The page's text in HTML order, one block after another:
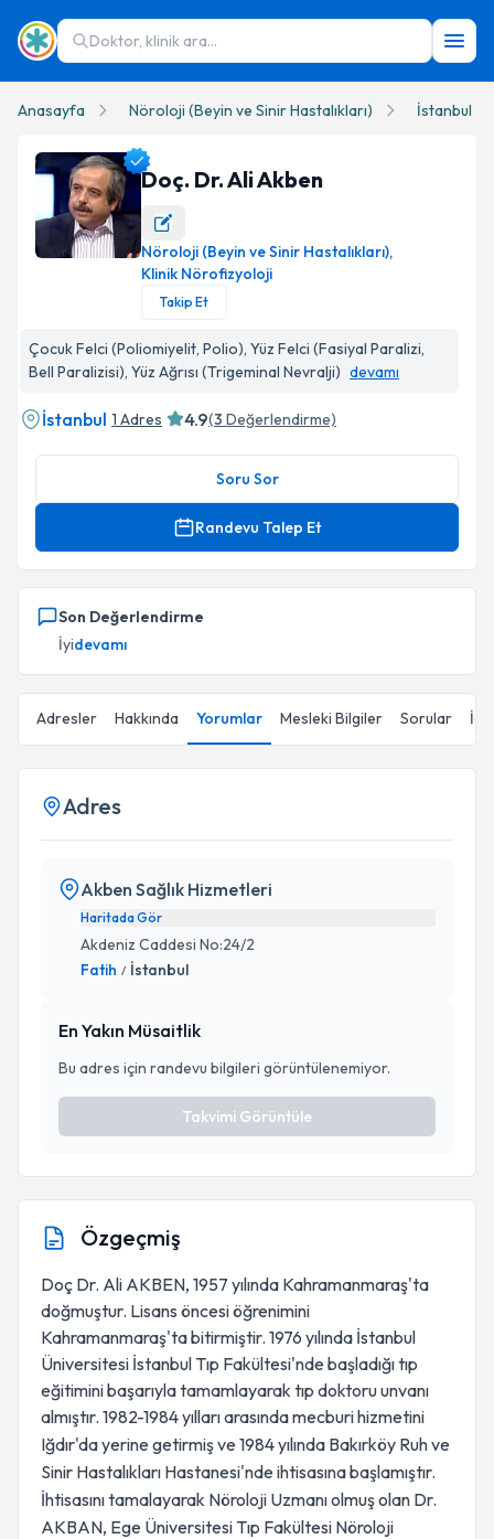
Doktor, klinik ara...
Anasayfa Nöroloji (Beyin ve Sinir Hastalıkları) İstanbul
Doç. Dr. Ali Akben Profil Fotoğrafı
Doç. Dr. Ali Akben
Nöroloji (Beyin ve Sinir Hastalıkları),
Klinik Nörofizyoloji
Takip Et
Çocuk Felci (Poliomiyelit, Polio), Yüz Felci (Fasiyal Paralizi,
Bell Paralizisi), Yüz Ağrısı (Trigeminal Nevralji) devamı
İstanbul 1 Adres 4.9(3 Değerlendirme)
Soru Sor
Randevu Talep Et
Son Değerlendirme
İyidevamı
Adresler Hakkında Yorumlar Mesleki Bilgiler Sorular
Adres
Akben Sağlık Hizmetleri
Haritada Gör
Akdeniz Caddesi No:24/2
Fatih / İstanbul
En Yakın Müsaitlik
Bu adres için randevu bilgileri görüntülenemiyor.
Takvimi Görüntüle
Özgeçmiş
Doç Dr. Ali AKBEN, 1957 yılında Kahramanmaraş'ta
doğmuştur. Lisans öncesi öğrenimini
Kahramanmaraş'ta bitirmiştir. 1976 yılında İstanbul
Üniversitesi İstanbul Tıp Fakültesi'nde başladığı tıp
eğitimini başarıyla tamamlayarak tıp doktoru unvanı
almıştır. 1982-1984 yılları arasında mecburi hizmetini
Iğdır'da yerine getirmiş ve 1984 yılında Bakırköy Ruh ve
Sinir Hastalıkları Hastanesi'nde ihtisasına başlamıştır.
İhtisasını tamalayarak Nöroloji Uzmanı olmuş olan Dr.
AKBAN, Ege Üniversitesi Tıp Fakültesi Nöroloji